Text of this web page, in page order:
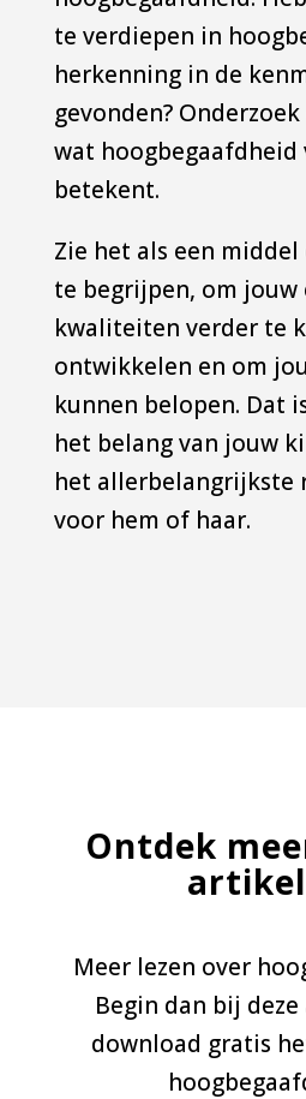
te verdiepen in
herkenning in de
gevonden?
wat hoogbegaafdheid
betekent.
Zie het als een
te begrijpen, om jouw
kwaliteiten verder te
ontwikkelen en om
kunnen belopen. Dat
het belang van jouw
het allerbelangrijkste
voor hem of haar.
Ontdek
Meer lezen over
Begin dan bij
download gratis